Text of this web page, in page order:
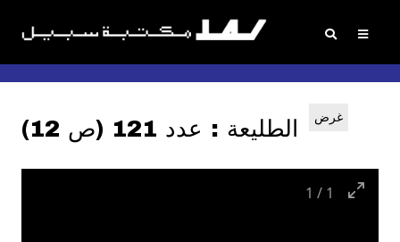
الطليعة : عدد 121 (ص 12) غرض
1 / 1